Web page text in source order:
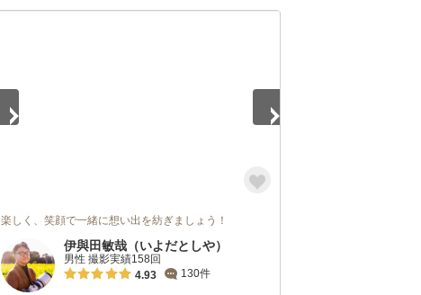
楽しく、笑顔で一緒に想い出を紡ぎましょう！
伊與田敏哉（いよだとしや）
男性 撮影実績158回
4.93
130件